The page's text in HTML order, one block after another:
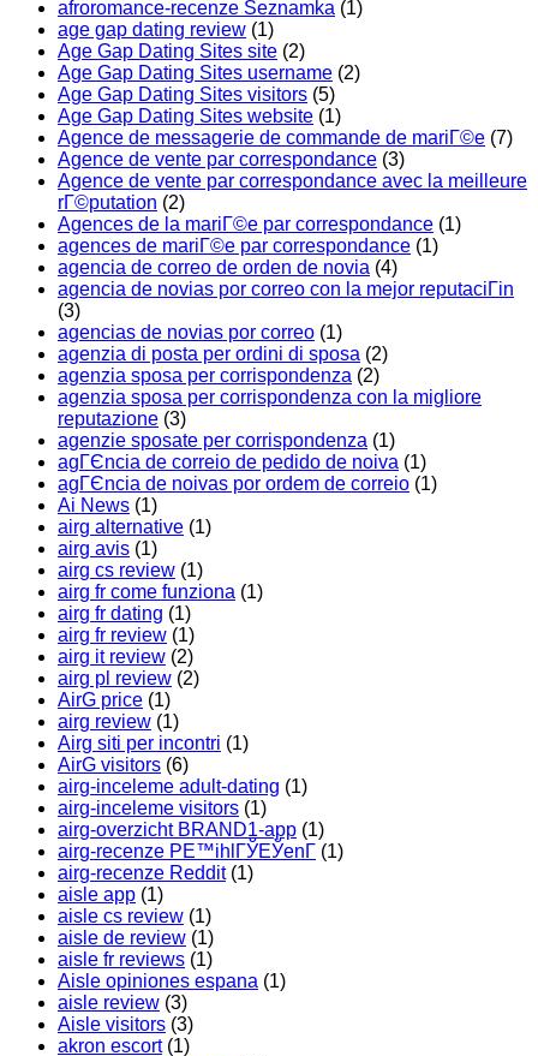
afroromance-recenze Seznamka (1)
age gap dating review (1)
Age Gap Dating Sites site (2)
Age Gap Dating Sites username (2)
Age Gap Dating Sites visitors (5)
Age Gap Dating Sites website (1)
Agence de messagerie de commande de mariГ©e (7)
Agence de vente par correspondance (3)
Agence de vente par correspondance avec la meilleure
rГ©putation (2)
Agences de la mariГ©e par correspondance (1)
agences de mariГ©e par correspondance (1)
agencia de correo de orden de novia (4)
agencia de novias por correo con la mejor reputaciГіn
(3)
agencias de novias por correo (1)
agenzia di posta per ordini di sposa (2)
agenzia sposa per corrispondenza (2)
agenzia sposa per corrispondenza con la migliore
reputazione (3)
agenzie sposate per corrispondenza (1)
agГЄncia de correio de pedido de noiva (1)
agГЄncia de noivas por ordem de correio (1)
Ai News (1)
airg alternative (1)
airg avis (1)
airg cs review (1)
airg fr come funziona (1)
airg fr dating (1)
airg fr review (1)
airg it review (2)
airg pl review (2)
AirG price (1)
airg review (1)
Airg siti per incontri (1)
AirG visitors (6)
airg-inceleme adult-dating (1)
airg-inceleme visitors (1)
airg-overzicht BRAND1-app (1)
airg-recenze PЕ™ihlГЎЕЎenГ­ (1)
airg-recenze Reddit(1)
aisle app (1)
aisle cs review (1)
aisle de review (1)
aisle fr reviews (1)
Aisle opiniones espana (1)
aisle review (3)
Aisle visitors (3)
akron escort(1)